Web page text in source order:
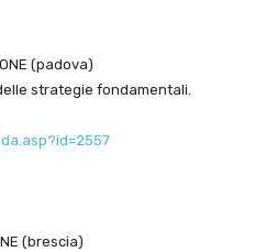
(padova)
strategie fondamentali.
(brescia)